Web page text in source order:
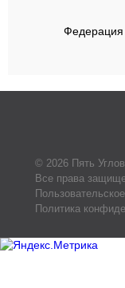
Федерация
© 2026 Пять
Все права
Политика